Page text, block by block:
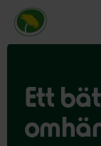
Miljöpartiet de
Ett